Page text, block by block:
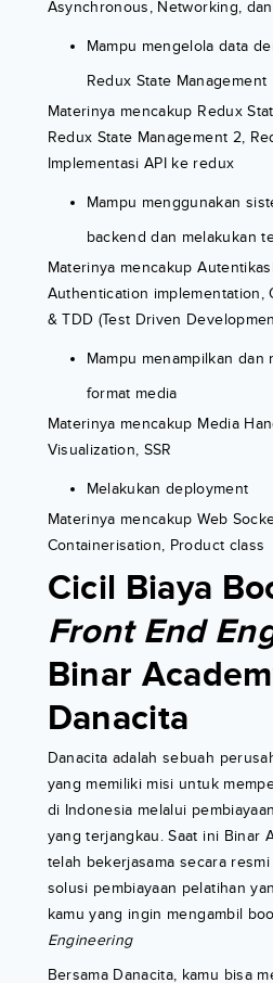
Asynchronous, Networking,
Mampu mengelola data
Redux State Management
Materinya mencakup Redux
Redux State Management 2,
Implementasi API ke redux
Mampu menggunakan
backend dan melakukan
Materinya mencakup
Authentication implementation,
& TDD (Test Driven
Mampu menampilkan dan
format media
Materinya mencakup Media
Visualization, SSR
Melakukan deployment
Materinya mencakup Web
Containerisation, Product class
Cicil Biaya
Front End
Binar
Danacita
Danacita adalah sebuah
yang memiliki misi untuk
di Indonesia melalui
yang terjangkau. Saat ini Binar
telah bekerjasama secara
solusi pembiayaan pelatihan
kamu yang ingin mengambil
Engineering
Bersama Danacita, kamu bisa